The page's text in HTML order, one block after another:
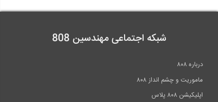
شبکه اجتماعی مهندسین 808
درباره ۸۰۸
ماموریت و چشم انداز ۸۰۸
اپلیکیشن ۸۰۸ پلاس